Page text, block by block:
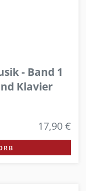
- Band 1
Klavier
17,90 €